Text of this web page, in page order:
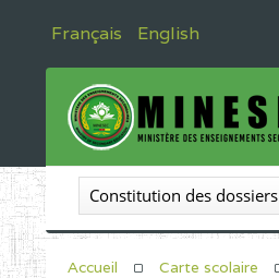
Français English
Constitution des dossiers
Accueil Carte scolaire